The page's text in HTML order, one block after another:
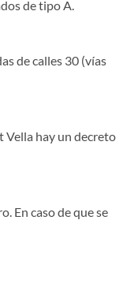
de tipo A.
de calles 30 (vías
Vella hay un decreto
En caso de que se